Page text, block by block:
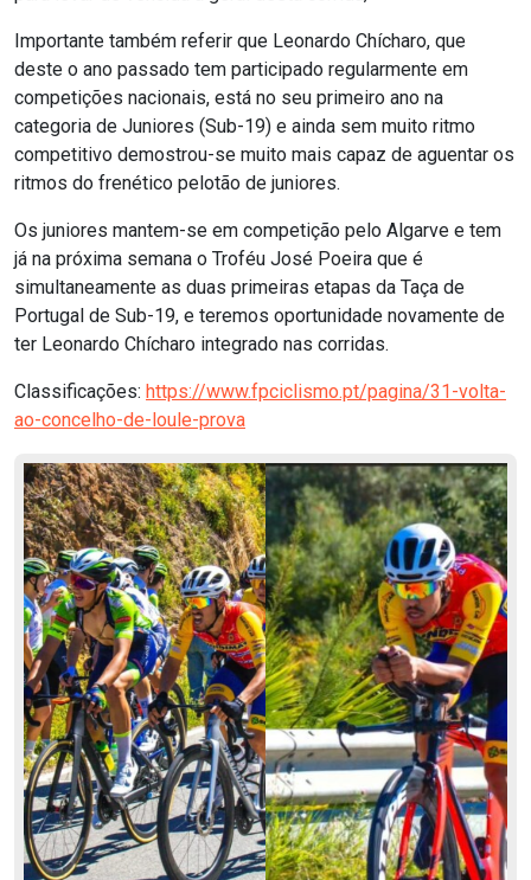
Importante também referir que Leonardo Chícharo, que
deste o ano passado tem participado regularmente em
competições nacionais, está no seu primeiro ano na
categoria de Juniores (Sub-19) e ainda sem muito ritmo
competitivo demostrou-se muito mais capaz de aguentar os
ritmos do frenético pelotão de juniores.
Os juniores mantem-se em competição pelo Algarve e tem
já na próxima semana o Troféu José Poeira que é
simultaneamente as duas primeiras etapas da Taça de
Portugal de Sub-19, e teremos oportunidade novamente de
ter Leonardo Chícharo integrado nas corridas.
Classificações: https://www.fpciclismo.pt/pagina/31-volta-
ao-concelho-de-loule-prova